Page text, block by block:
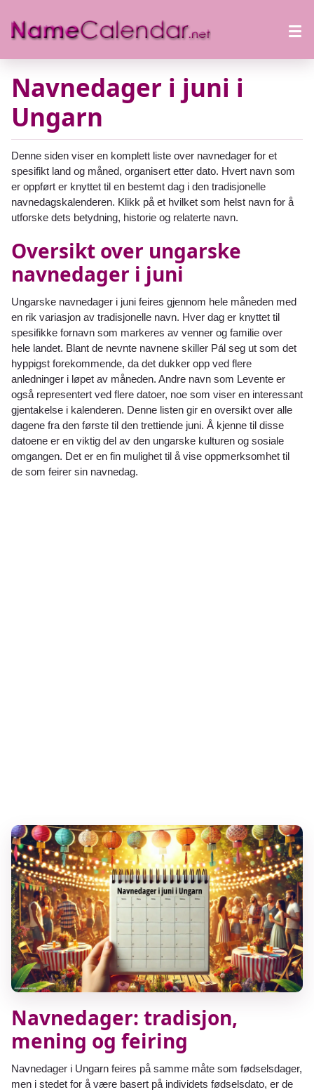
Navnedager i juni i
Ungarn
Denne siden viser en komplett liste over navnedager for et
spesifikt land og måned, organisert etter dato. Hvert navn som
er oppført er knyttet til en bestemt dag i den tradisjonelle
navnedagskalenderen. Klikk på et hvilket som helst navn for å
utforske dets betydning, historie og relaterte navn.
Oversikt over ungarske
navnedager i juni
Ungarske navnedager i juni feires gjennom hele måneden med
en rik variasjon av tradisjonelle navn. Hver dag er knyttet til
spesifikke fornavn som markeres av venner og familie over
hele landet. Blant de nevnte navnene skiller Pál seg ut som det
hyppigst forekommende, da det dukker opp ved flere
anledninger i løpet av måneden. Andre navn som Levente er
også representert ved flere datoer, noe som viser en interessant
gjentakelse i kalenderen. Denne listen gir en oversikt over alle
dagene fra den første til den trettiende juni. Å kjenne til disse
datoene er en viktig del av den ungarske kulturen og sosiale
omgangen. Det er en fin mulighet til å vise oppmerksomhet til
de som feirer sin navnedag.
Navnedager: tradisjon,
mening og feiring
Navnedager i Ungarn feires på samme måte som fødselsdager,
men i stedet for å være basert på individets fødselsdato, er de